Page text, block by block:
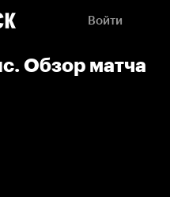
Войти
Обзор матча